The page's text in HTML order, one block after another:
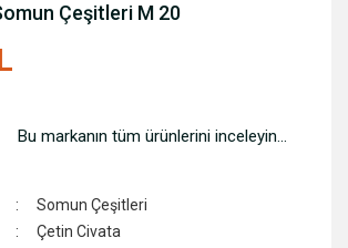
Çeşitleri M 20
Bu markanın tüm ürünlerini inceleyin...
Somun Çeşitleri
Çetin Civata